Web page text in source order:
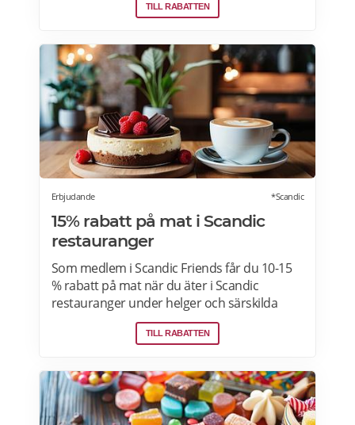
full kontroll. Du väljer vilka måltider du vill ha.
hoppa över en vecka eller avsluta ditt
abonnemang när du vill. Läs mer om
pensionärsrabatter hos Factor här.
TILL RABATTEN
Erbjudande *Scandic
15% rabatt på mat i Scandic
restauranger
Som medlem i Scandic Friends får du 10-15
% rabatt på mat när du äter i Scandic
restauranger under helger och särskilda
helgdagar (vardagar). Rabatten gäller även i
hotellshoppen. Rabatt på mat gäller från
bara kommer förbi. Rabatten gäller på mat
men inte dryck. Du får ta med dig 5 vänner
(totalt 6 personer). Rabatten kan inte
TILL RABATTEN